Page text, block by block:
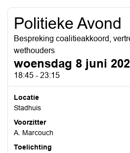
Politieke Avond
Bespreking coalitieakkoord,
wethouders
woensdag 8 juni
18:45 - 23:15
Locatie
Stadhuis
Voorzitter
A. Marcouch
Toelichting